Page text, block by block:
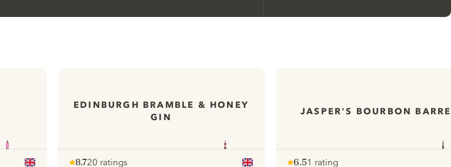
EDINBURGH BRAMBLE & HONEY
GIN
8.720 ratings
JASPER'S BOURBON
6.51 rating
onze website te verbeteren.
Mijn cookie-instellingen aanpassen